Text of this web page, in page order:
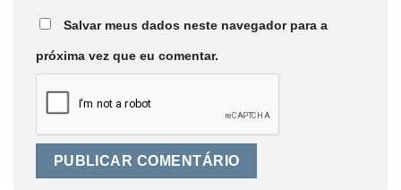
Salvar meus dados neste navegador para a
próxima vez que eu comentar.